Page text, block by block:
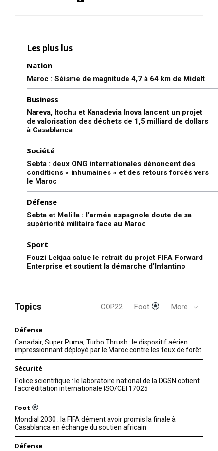
le1.ma
l'intelligence de
Les plus lus
Nation
Maroc : Séisme de magnitude 4,7 à 64 km de Midelt
Business
Nareva, Itochu et Kanadevia Inova lancent un projet
de valorisation des déchets de 1,5 milliard de dollars
à Casablanca
Société
Sebta : deux ONG internationales dénoncent des
conditions « inhumaines » et des retours forcés vers
le Maroc
Défense
Sebta et Melilla : l’armée espagnole doute de sa
supériorité militaire face au Maroc
Sport
Fouzi Lekjaa salue le retrait du projet FIFA Forward
Enterprise et soutient la démarche d’Infantino
Topics COP22 Foot More
Défense
Canadair, Super Puma, Turbo Thrush : le dispositif aérien
impressionnant déployé par le Maroc contre les feux de forêt
Sécurité
Police scientifique : le laboratoire national de la DGSN obtient
l’accréditation internationale ISO/CEI 17025
Foot
Mondial 2030 : la FIFA dément avoir promis la finale à
Casablanca en échange du soutien africain
Défense